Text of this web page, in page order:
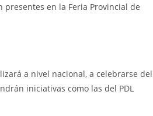
en la Feria Provincial de
a nivel nacional, a celebrarse del
iniciativas como las del PDL